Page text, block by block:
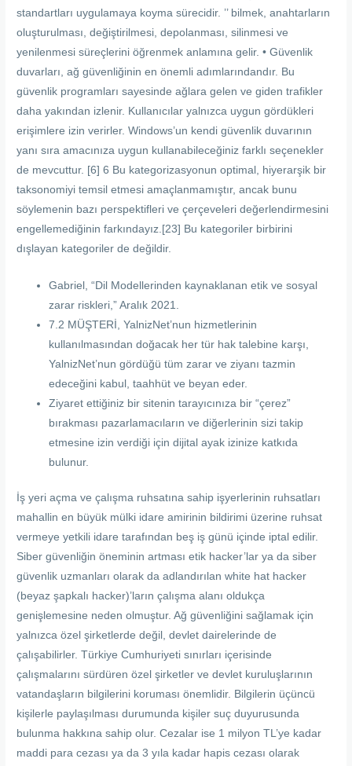
standartları uygulamaya koyma sürecidir. ’’ bilmek, anahtarların
oluşturulması, değiştirilmesi, depolanması, silinmesi ve
yenilenmesi süreçlerini öğrenmek anlamına gelir. • Güvenlik
duvarları, ağ güvenliğinin en önemli adımlarındandır. Bu
güvenlik programları sayesinde ağlara gelen ve giden trafikler
daha yakından izlenir. Kullanıcılar yalnızca uygun gördükleri
erişimlere izin verirler. Windows’un kendi güvenlik duvarının
yanı sıra amacınıza uygun kullanabileceğiniz farklı seçenekler
de mevcuttur. [6] 6 Bu kategorizasyonun optimal, hiyerarşik bir
taksonomiyi temsil etmesi amaçlanmamıştır, ancak bunu
söylemenin bazı perspektifleri ve çerçeveleri değerlendirmesini
engellemediğinin farkındayız.[23] Bu kategoriler birbirini
dışlayan kategoriler de değildir.
Gabriel, “Dil Modellerinden kaynaklanan etik ve sosyal
zarar riskleri,” Aralık 2021.
7.2 MÜŞTERİ, YalnizNet’nun hizmetlerinin
kullanılmasından doğacak her tür hak talebine karşı,
YalnizNet’nun gördüğü tüm zarar ve ziyanı tazmin
edeceğini kabul, taahhüt ve beyan eder.
Ziyaret ettiğiniz bir sitenin tarayıcınıza bir “çerez”
bırakması pazarlamacıların ve diğerlerinin sizi takip
etmesine izin verdiği için dijital ayak izinize katkıda
bulunur.
İş yeri açma ve çalışma ruhsatına sahip işyerlerinin ruhsatları
mahallin en büyük mülki idare amirinin bildirimi üzerine ruhsat
vermeye yetkili idare tarafından beş iş günü içinde iptal edilir.
Siber güvenliğin öneminin artması etik hacker’lar ya da siber
güvenlik uzmanları olarak da adlandırılan white hat hacker
(beyaz şapkalı hacker)’ların çalışma alanı oldukça
genişlemesine neden olmuştur. Ağ güvenliğini sağlamak için
yalnızca özel şirketlerde değil, devlet dairelerinde de
çalışabilirler. Türkiye Cumhuriyeti sınırları içerisinde
çalışmalarını sürdüren özel şirketler ve devlet kuruluşlarının
vatandaşların bilgilerini koruması önemlidir. Bilgilerin üçüncü
kişilerle paylaşılması durumunda kişiler suç duyurusunda
bulunma hakkına sahip olur. Cezalar ise 1 milyon TL’ye kadar
maddi para cezası ya da 3 yıla kadar hapis cezası olarak